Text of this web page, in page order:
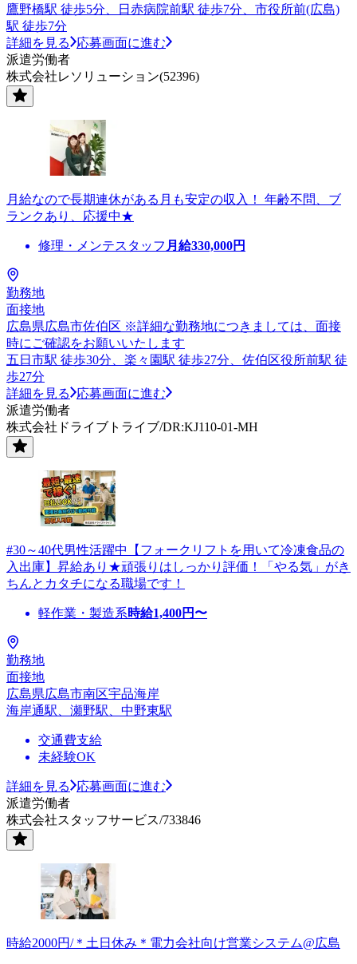
鷹野橋駅 徒歩5分、日赤病院前駅 徒歩7分、市役所前(広島)
駅 徒歩7分
詳細を見る
応募画面に進む
派遣労働者
株式会社レソリューション(52396)
月給なので長期連休がある月も安定の収入！ 年齢不問、ブ
ランクあり、応援中★
修理・メンテスタッフ 月給330,000円
勤務地
面接地
広島県広島市佐伯区 ※詳細な勤務地につきましては、面接
時にご確認をお願いいたします
五日市駅 徒歩30分、楽々園駅 徒歩27分、佐伯区役所前駅 徒
歩27分
詳細を見る
応募画面に進む
派遣労働者
株式会社ドライブトライブ/DR:KJ110-01-MH
#30～40代男性活躍中【フォークリフトを用いて冷凍食品の
入出庫】昇給あり★頑張りはしっかり評価！「やる気」がき
ちんとカタチになる職場です！
軽作業・製造系時給1,400円〜
勤務地
面接地
広島県広島市南区宇品海岸
海岸通駅、瀬野駅、中野東駅
交通費支給
未経験OK
詳細を見る
応募画面に進む
派遣労働者
株式会社スタッフサービス/733846
時給2000円/＊土日休み＊電力会社向け営業システム@広島